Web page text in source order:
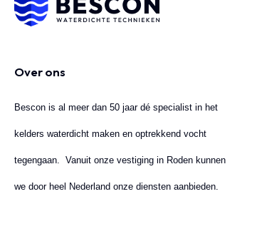
Over ons
Bescon is al meer dan 50 jaar dé specialist in het
kelders waterdicht maken en optrekkend vocht
tegengaan. Vanuit onze vestiging in Roden kunnen
we door heel Nederland onze diensten aanbieden.